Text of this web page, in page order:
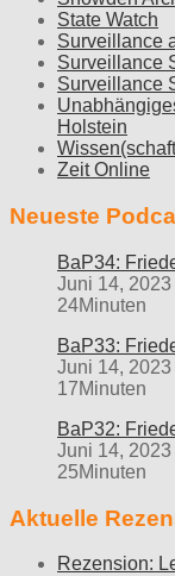
State Watch
Surveillance
Surveillance
Surveillance
Holstein
Zeit Online
Neueste
BaP34:
Juni 14, 2023
24Minuten
BaP33:
Juni 14, 2023
17Minuten
BaP32:
Juni 14, 2023
25Minuten
Aktuelle
Rezension: